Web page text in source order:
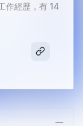
作經歷，有 14